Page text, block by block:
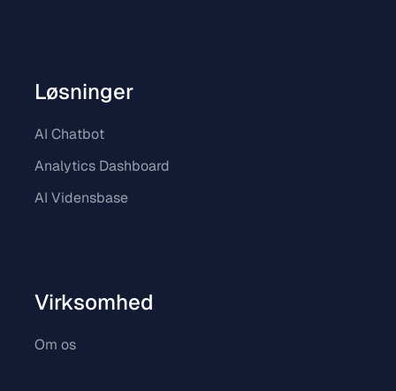
Løsninger
AI Chatbot
Analytics Dashboard
AI Vidensbase
Virksomhed
Om os